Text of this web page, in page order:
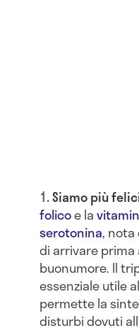
Siamo più
folicoe la
serotonina, nota
di arrivare prima
buonumore. Il
essenziale utile
permette la
disturbi dovuti